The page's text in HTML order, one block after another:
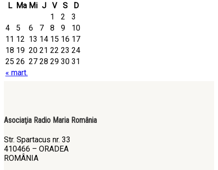
L Ma Mi J V S D
« mart.
1 2
3
4
5 6 7 8 9
10
11 12 13 14 15 16 17
18 19 20 21 22 23 24
25 26 27 28 29 30 31
Asociaţia Radio Maria România
Str. Spartacus nr. 33
410466 – ORADEA
ROMÂNIA